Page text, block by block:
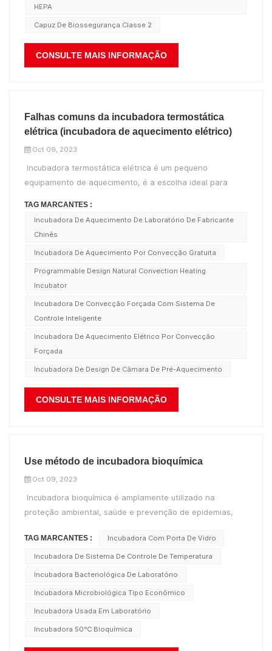
HEPA
Capuz De Biossegurança Classe 2
CONSULTE MAIS INFORMAÇÃO
Falhas comuns da incubadora termostática
elétrica (incubadora de aquecimento elétrico)
Oct 09, 2023
Incubadora termostática elétrica é um pequeno
equipamento de aquecimento, é a escolha ideal para
em todos os tipos de teste de crescimento de
TAG MARCANTES :
Incubadora De Aquecimento De Laboratório De Fabricante
Chinês
Incubadora De Aquecimento Por Convecção Gratuita
Programmable Design Natural Convection Heating
Incubator
Incubadora De Convecção Forçada Com Sistema De
Controle Inteligente
Incubadora De Aquecimento Elétrico Por Convecção
Forçada
Incubadora De Design De Câmara De Pré-Aquecimento
CONSULTE MAIS INFORMAÇÃO
Use método de incubadora bioquímica
Oct 09, 2023
Incubadora bioquímica é amplamente utilizado na
proteção ambiental, saúde e prevenção de epidemias,
outras pesquisas, faculdades e universidades,
departamentos de produção, análise de água e
determinação de DBO, bactérias, mofo, cultur...
TAG MARCANTES : Incubadora Com Porta De Vidro
Incubadora De Sistema De Controle De Temperatura
Incubadora Bacteriológica De Laboratório
Incubadora Microbiológica Tipo Econômico
Incubadora Usada Em Laboratório
Incubadora 50℃ Bioquímica